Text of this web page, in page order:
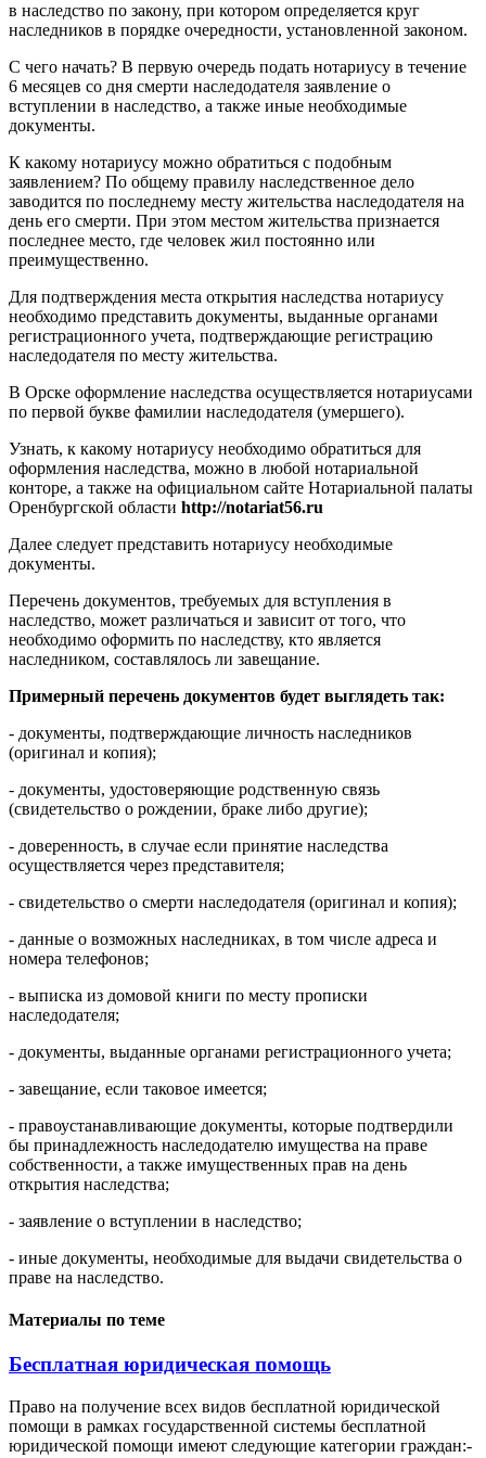
в наследство по закону, при котором определяется круг
наследников в порядке очередности, установленной законом.
С чего начать? В первую очередь подать нотариусу в течение
6 месяцев со дня смерти наследодателя заявление о
вступлении в наследство, а также иные необходимые
документы.
К какому нотариусу можно обратиться с подобным
заявлением? По общему правилу наследственное дело
заводится по последнему месту жительства наследодателя на
день его смерти. При этом местом жительства признается
последнее место, где человек жил постоянно или
преимущественно.
Для подтверждения места открытия наследства нотариусу
необходимо представить документы, выданные органами
регистрационного учета, подтверждающие регистрацию
наследодателя по месту жительства.
В Орске оформление наследства осуществляется нотариусами
по первой букве фамилии наследодателя (умершего).
Узнать, к какому нотариусу необходимо обратиться для
оформления наследства, можно в любой нотариальной
конторе, а также на официальном сайте Нотариальной палаты
Оренбургской области http://notariat56.ru
Далее следует представить нотариусу необходимые
документы.
Перечень документов, требуемых для вступления в
наследство, может различаться и зависит от того, что
необходимо оформить по наследству, кто является
наследником, составлялось ли завещание.
Примерный перечень документов будет выглядеть так:
- документы, подтверждающие личность наследников
(оригинал и копия);
- документы, удостоверяющие родственную связь
(свидетельство о рождении, браке либо другие);
- доверенность, в случае если принятие наследства
осуществляется через представителя;
- свидетельство о смерти наследодателя (оригинал и копия);
- данные о возможных наследниках, в том числе адреса и
номера телефонов;
- выписка из домовой книги по месту прописки
наследодателя;
- документы, выданные органами регистрационного учета;
- завещание, если таковое имеется;
- правоустанавливающие документы, которые подтвердили
бы принадлежность наследодателю имущества на праве
собственности, а также имущественных прав на день
открытия наследства;
- заявление о вступлении в наследство;
- иные документы, необходимые для выдачи свидетельства о
праве на наследство.
Материалы по теме
Бесплатная юридическая помощь
Право на получение всех видов бесплатной юридической
помощи в рамках государственной системы бесплатной
юридической помощи имеют следующие категории граждан:-